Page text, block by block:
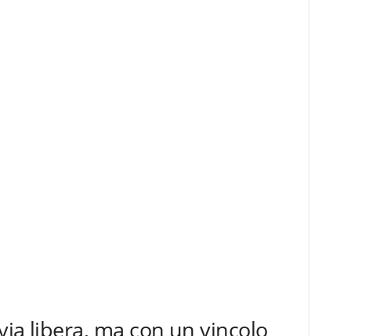
libera, ma con un vincolo